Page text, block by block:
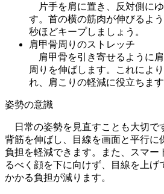
片手を肩に置き、反対側に
す。首の横の筋肉が伸びるよ
秒ほどキープしましょう。
肩甲骨周りのストレッチ
肩甲骨を引き寄せるように
周りを伸ばします。これによ
れ、肩こりの軽減に役立ちます
姿勢の意識
日常の姿勢を見直すことも大切で
背筋を伸ばし、目線を画面と平行に
負担を軽減できます。また、スマー
るべく顔を下に向けず、目線を上げ
かかる負担が減ります。